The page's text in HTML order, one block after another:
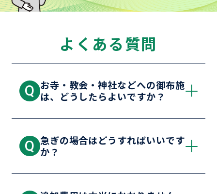
よくある質問
Q お寺・教会・神社などへの御布施
は、どうしたらよいですか？
Q 急ぎの場合はどうすればいいです
か？